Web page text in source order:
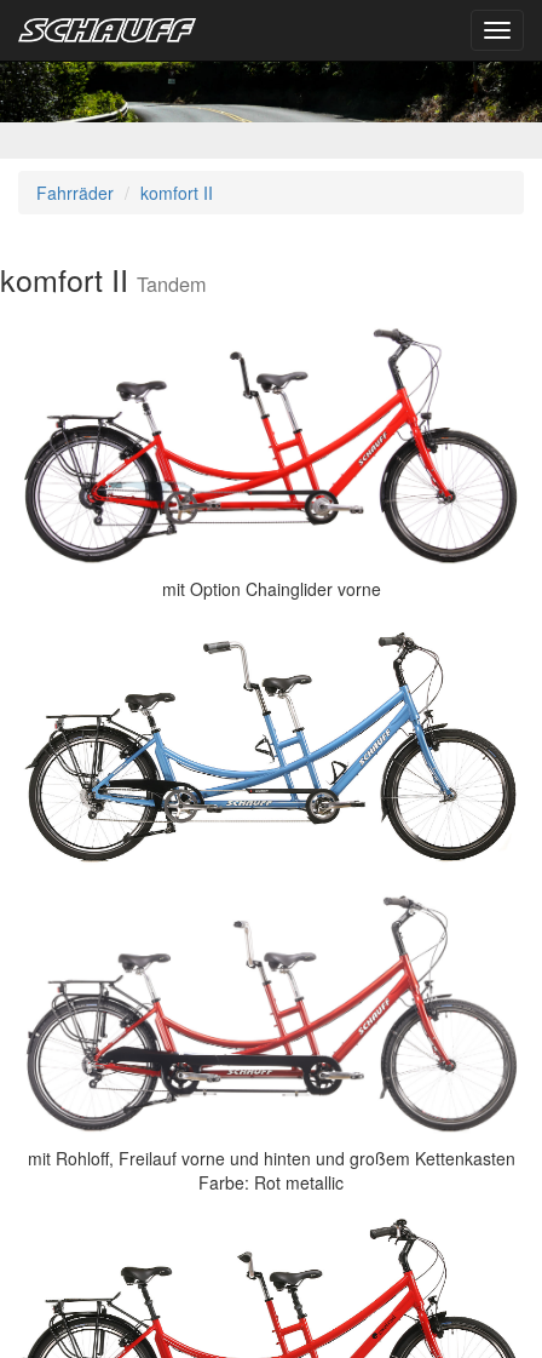
Fahrräder komfort II
komfort II Tandem
mit Option Chainglider vorne
mit Rohloff, Freilauf vorne und hinten und großem Kettenkasten
Farbe: Rot metallic